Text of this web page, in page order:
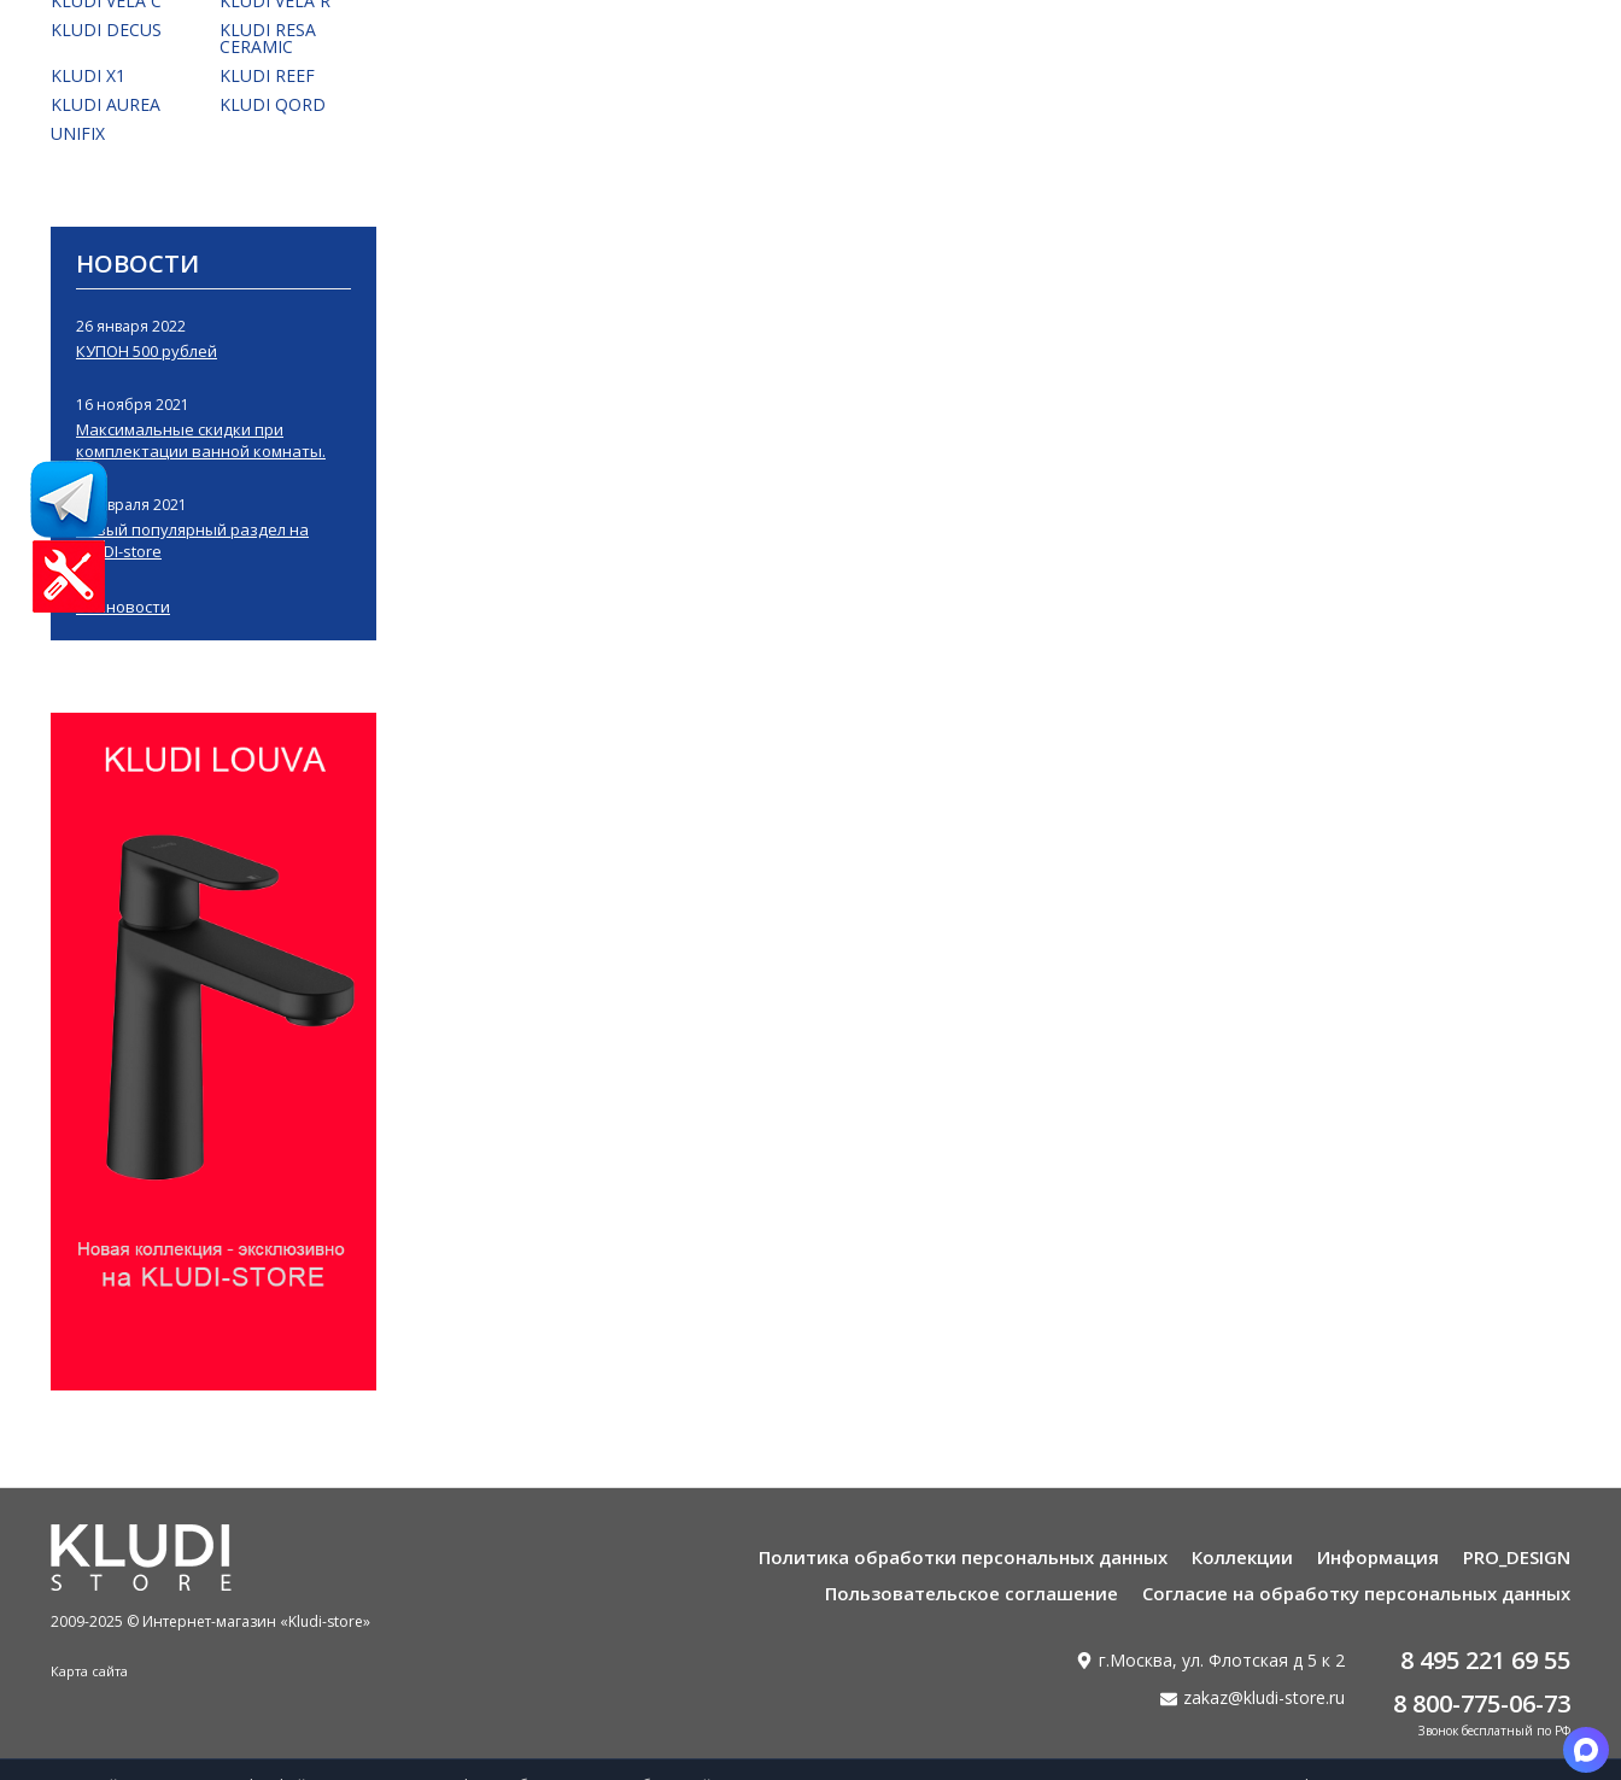
KLUDI DECUS
KLUDI RESA
CERAMIC
KLUDI X1
KLUDI REEF
KLUDI AUREA
KLUDI QORD
UNIFIX
НОВОСТИ
26 января 2022
КУПОН 500 рублей
16 ноября 2021
Максимальные скидки при
комплектации ванной комнаты.
4 февраля 2021
Новый популярный раздел на
KLUDI-store
Все новости
2009-2025 © Интернет-магазин «Kludi-store»
Карта сайта
Политика обработки персональных данных Коллекции Информация
PRO_DESIGN
Пользовательское соглашение
Согласие на обработку персональных данных
г.Москва, ул. Флотская д 5 к 2
zakaz@kludi-store.ru
8 495 221 69 55
8 800-775-06-73
Звонок бесплатный по РФ